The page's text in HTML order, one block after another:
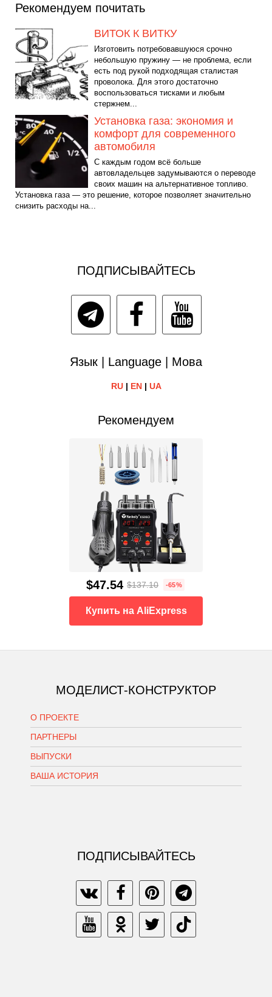
Рекомендуем почитать
ВИТОК К ВИТКУ
Изготовить потребовавшуюся срочно
небольшую пружину — не проблема, если
есть под рукой подходящая сталистая
проволока. Для этого достаточно
воспользоваться тисками и любым
стержнем...
Установка газа: экономия и
комфорт для современного
автомобиля
С каждым годом всё больше
автовладельцев задумываются о переводе
своих машин на альтернативное топливо.
Установка газа — это решение, которое позволяет значительно
снизить расходы на...
ПОДПИСЫВАЙТЕСЬ
Язык | Language | Мова
RU| EN| UA
Рекомендуем
$47.54 $137.10 -65%
Купить на AliExpress
МОДЕЛИСТ-КОНСТРУКТОР
О ПРОЕКТЕ
ПАРТНЕРЫ
ВЫПУСКИ
ВАША ИСТОРИЯ
ПОДПИСЫВАЙТЕСЬ